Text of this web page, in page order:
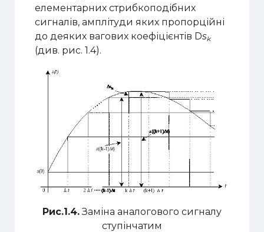
елементарних стрибкоподібних
сигналів, амплітуди яких пропорційні
до деяких вагових коефіцієнтів Dsk
(див. рис. 1.4).
Рис.1.4.Заміна аналогового сигналу
ступінчатим